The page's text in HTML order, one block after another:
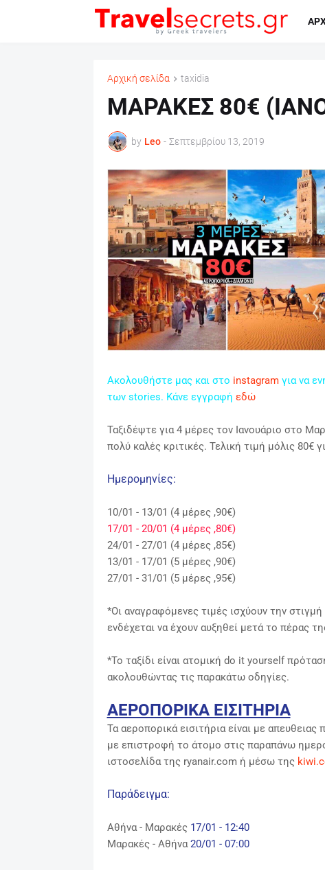
Αρχική σελίδα taxidia
ΜΑΡΑΚΕΣ 80€
by Leo - Σεπτεμβρίου 13, 2019
Ακολουθήστε μας και στο instagram για να
των stories. Κάνε εγγραφή εδώ
Ταξιδέψτε για 4 μέρες τον Ιανουάριο στο
πολύ καλές κριτικές. Τελική τιμή μόλις 80€
Ημερομηνίες:
10/01 - 13/01 (4 μέρες ,90€)
17/01 - 20/01 (4 μέρες ,80€)
24/01 - 27/01 (4 μέρες ,85€)
13/01 - 17/01 (5 μέρες ,90€)
27/01 - 31/01 (5 μέρες ,95€)
*Οι αναγραφόμενες τιμές ισχύουν την
ενδέχεται να έχουν αυξηθεί μετά το πέρας
*Το ταξίδι είναι ατομική do it yourself
ακολουθώντας τις παρακάτω οδηγίες.
ΑΕΡΟΠΟΡΙΚΑ ΕΙΣΙΤΗΡΙΑ
Τα αεροπορικά εισιτήρια είναι με
με επιστροφή το άτομο στις παραπάνω
ιστοσελίδα της ryanair.com ή μέσω της
Παράδειγμα:
Αθήνα - Μαρακές 17/01 - 12:40
Μαρακές - Αθήνα20/01 - 07:00